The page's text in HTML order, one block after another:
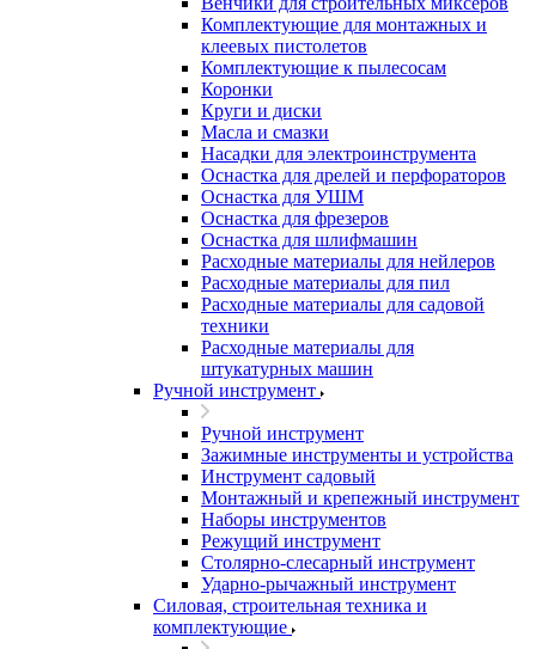
Комплектующие для монтажных и
клеевых пистолетов
Комплектующие к пылесосам
Коронки
Круги и диски
Масла и смазки
Насадки для электроинструмента
Оснастка для дрелей и перфораторов
Оснастка для УШМ
Оснастка для фрезеров
Оснастка для шлифмашин
Расходные материалы для нейлеров
Расходные материалы для пил
Расходные материалы для садовой
техники
Расходные материалы для
штукатурных машин
Ручной инструмент
Ручной инструмент
Зажимные инструменты и устройства
Инструмент садовый
Монтажный и крепежный инструмент
Наборы инструментов
Режущий инструмент
Столярно-слесарный инструмент
Ударно-рычажный инструмент
Силовая, строительная техника и
комплектующие